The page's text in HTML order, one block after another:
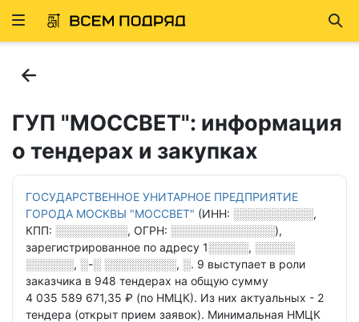
Развернуть
ГУП "МОССВЕТ": информация
о тендерах и закупках
ГОСУДАРСТВЕННОЕ УНИТАРНОЕ ПРЕДПРИЯТИЕ
ГОРОДА МОСКВЫ "МОССВЕТ" (ИНН: ░░░░░░░░░░,
КПП: ░░░░░░░░░, ОГРН: ░░░░░░░░░░░░░),
зарегистрированное по адресу 1░░░░░, ░░░░░
░░░░░░, ░-░ ░░░░░░░░░, ░. 9 выступает в роли
заказчика в 948 тендерах на общую сумму
4 035 589 671,35 ₽ (по НМЦК). Из них актуальных - 2
тендера (открыт прием заявок). Минимальная НМЦК